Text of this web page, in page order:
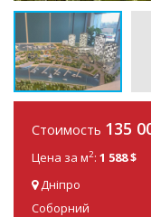
Стоимость 135
Цена за м2: 1 588 $
Дніпро
Соборний